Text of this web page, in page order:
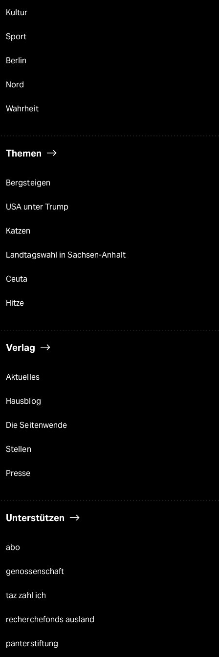
Kultur
Sport
Berlin
Nord
Wahrheit
Themen
Bergsteigen
USA unter Trump
Katzen
Landtagswahl in Sachsen-Anhalt
Ceuta
Hitze
Verlag
Aktuelles
Hausblog
Die Seitenwende
Stellen
Presse
Unterstützen
abo
genossenschaft
taz zahl ich
recherchefonds ausland
panterstiftung